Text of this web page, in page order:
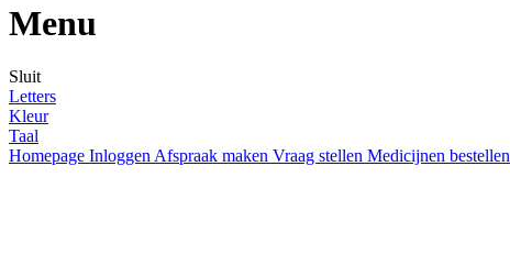
Menu
Sluit
Letters
Kleur
Taal
Homepage Inloggen Afspraak maken Vraag stellen Medicijnen bestellen